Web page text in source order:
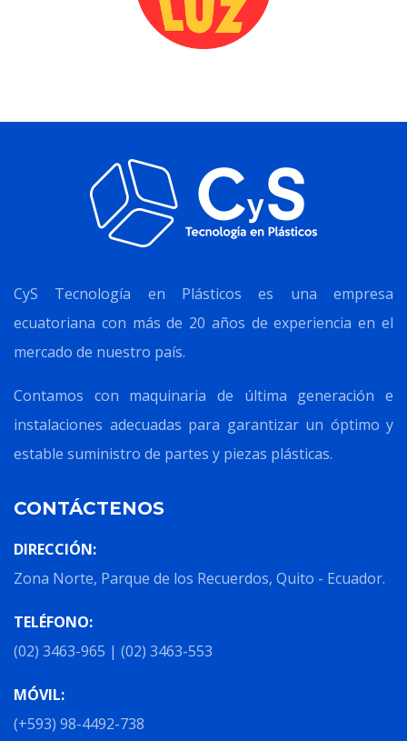
CyS Tecnología en Plásticos es una empresa
ecuatoriana con más de 20 años de experiencia en el
mercado de nuestro país.
Contamos con maquinaria de última generación e
instalaciones adecuadas para garantizar un óptimo y
estable suministro de partes y piezas plásticas.
CONTÁCTENOS
DIRECCIÓN:
Zona Norte, Parque de los Recuerdos, Quito - Ecuador.
TELÉFONO:
(02) 3463-965 | (02) 3463-553
MÓVIL:
(+593) 98-4492-738